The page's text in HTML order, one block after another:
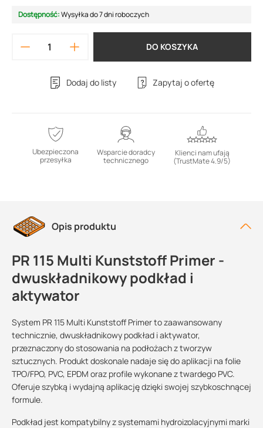
Dostępność:Wysyłka do 7 dni roboczych
DO KOSZYKA
Dodaj do listy Zapytaj o ofertę
Ubezpieczona
przesyłka
Wsparcie doradcy
technicznego
Klienci nam ufają
(TrustMate 4.9/5)
Opis produktu
PR 115 Multi Kunststoff Primer -
dwuskładnikowy podkład i
aktywator
System PR 115 Multi Kunststoff Primer to zaawansowany
technicznie, dwuskładnikowy podkład i aktywator,
przeznaczony do stosowania na podłożach z tworzyw
sztucznych. Produkt doskonale nadaje się do aplikacji na folie
TPO/FPO, PVC, EPDM oraz profile wykonane z twardego PVC.
Oferuje szybką i wydajną aplikację dzięki swojej szybkoschnącej
formule.
Podkład jest kompatybilny z systemami hydroizolacyjnymi marki